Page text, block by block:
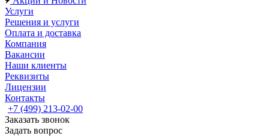
Услуги
Решения и услуги
Оплата и доставка
Компания
Вакансии
Наши клиенты
Реквизиты
Лицензии
Контакты
+7 (499) 213-02-00
Заказать звонок
Задать вопрос